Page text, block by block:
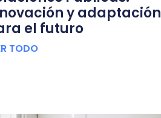
y adaptación
el futuro
TODO